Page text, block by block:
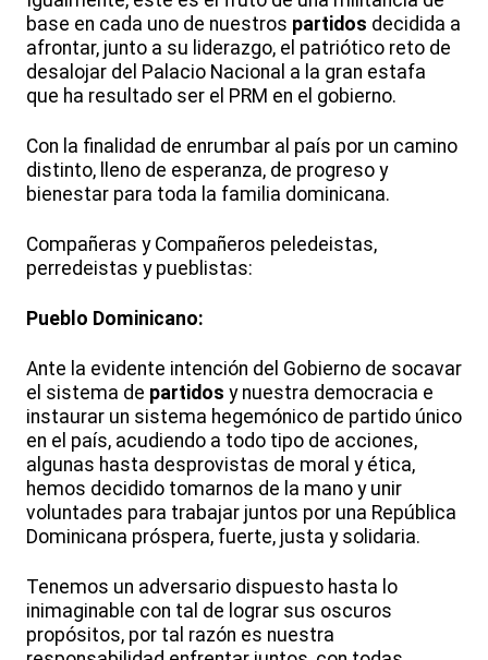
base en cada uno de nuestros partidos decidida a
afrontar, junto a su liderazgo, el patriótico reto de
desalojar del Palacio Nacional a la gran estafa
que ha resultado ser el PRM en el gobierno.
Con la finalidad de enrumbar al país por un camino
distinto, lleno de esperanza, de progreso y
bienestar para toda la familia dominicana.
Compañeras y Compañeros peledeistas,
perredeistas y pueblistas:
Pueblo Dominicano:
Ante la evidente intención del Gobierno de socavar
el sistema de partidos y nuestra democracia e
instaurar un sistema hegemónico de partido único
en el país, acudiendo a todo tipo de acciones,
algunas hasta desprovistas de moral y ética,
hemos decidido tomarnos de la mano y unir
voluntades para trabajar juntos por una República
Dominicana próspera, fuerte, justa y solidaria.
Tenemos un adversario dispuesto hasta lo
inimaginable con tal de lograr sus oscuros
propósitos, por tal razón es nuestra